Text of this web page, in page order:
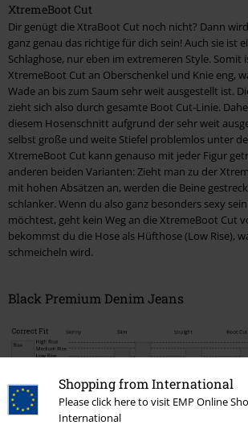
Shopping from International
Please click here to visit EMP Online
International
XtremeBoot Cut
Dir genügt die XtraBoot Cut noch nicht? Dann
ganz genau das richtige für dich sein! Auch sie ist
Schlaghose, nur eben im extremeren Style. Somit
XtremeBoot Cut an Oberschenkel und Knie eng,
Wade an bis zum Saum sehr weit ausgestellt ist.
zieht sich also durch gesamte Boot Cut-Linie.
diesem Hosenschnitt aufgrund der sehr weit
selbst große und weite Stiefel problemlos unter
XtremeBoot Cut kann genauso mit jeder Figur
anderen beiden Varianten: Zieht man zu der
mit hohen Absätzen an, werden die Beine
schlanker. Wenn du also ganz besonders sexy
möchtest, geht kein Weg an die XtremeBoot Cut
bekommst du die Hose als Hüfthose (Low Rise),
schmeicheln wird.
Black Premium Denim Jeans